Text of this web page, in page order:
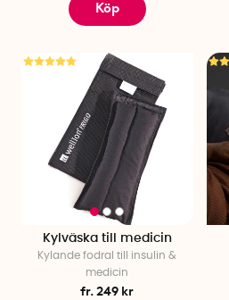
Köp
Kylväska till medicin
Kylande fodral till insulin &
medicin
fr. 249 kr